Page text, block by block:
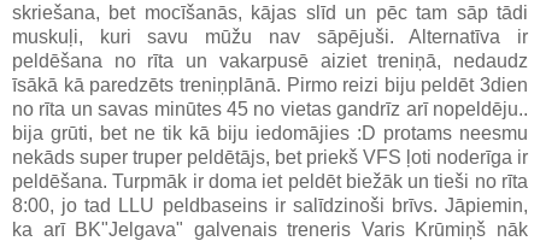
skriešana, bet mocīšanās, kājas slīd un pēc tam sāp tādi
muskuļi, kuri savu mūžu nav sāpējuši. Alternatīva ir
peldēšana no rīta un vakarpusē aiziet treniņā, nedaudz
īsākā kā paredzēts treniņplānā. Pirmo reizi biju peldēt 3dien
no rīta un savas minūtes 45 no vietas gandrīz arī nopeldēju..
bija grūti, bet ne tik kā biju iedomājies :D protams neesmu
nekāds super truper peldētājs, bet priekš VFS ļoti noderīga ir
peldēšana. Turpmāk ir doma iet peldēt biežāk un tieši no rīta
8:00, jo tad LLU peldbaseins ir salīdzinoši brīvs. Jāpiemin,
ka arī BK"Jelgava" galvenais treneris Varis Krūmiņš nāk